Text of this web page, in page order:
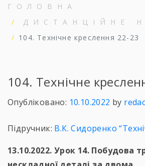
ГОЛОВНА
ДИСТАНЦІЙНЕ
104. Технічне креслення 22-23
104. Технічне
Опубліковано: 10.10.2022 by
Підручник: В.К. Сидоренко
13.10.2022. Урок 14. Побудова